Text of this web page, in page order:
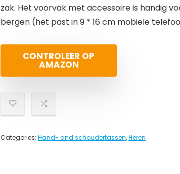
zak. Het voorvak met accessoire is handig
bergen (het past in 9 * 16 cm mobiele
CONTROLEER OP
AMAZON
Categories: Hand- and schoudertassen,Heren